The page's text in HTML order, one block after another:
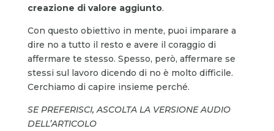
creazione di valore aggiunto.
Con questo obiettivo in mente, puoi imparare a
dire no a tutto il resto e avere il coraggio di
affermare te stesso. Spesso, però, affermare se
stessi sul lavoro dicendo di no è molto difficile.
Cerchiamo di capire insieme perché.
SE PREFERISCI, ASCOLTA LA VERSIONE AUDIO
DELL’ARTICOLO